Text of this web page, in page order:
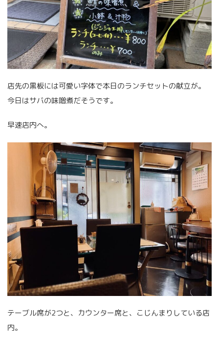
店先の黒板には可愛い字体で本日のランチセットの献立が。
今日はサバの味噌煮だそうです。
早速店内へ。
テーブル席が2つと、カウンター席と、こじんまりしている店
内。